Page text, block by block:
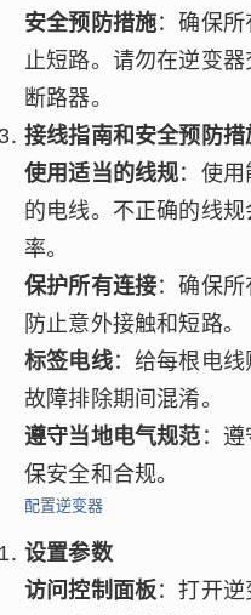
安全预防措施：确保
止短路。请勿在逆变
断路器。
接线指南和安全预防措
使用适当的线规：使
的电线。不正确的线
率。
保护所有连接：确保
防止意外接触和短路。
标签电线：给每根电线
故障排除期间混淆。
遵守当地电气规范 ：
保安全和合规。
配置逆变器
设置参数
访问控制面板：打开逆